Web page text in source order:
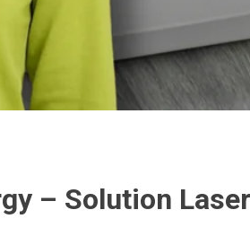
– Solution